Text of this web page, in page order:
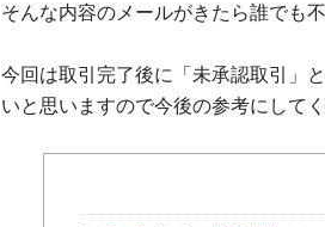
そんな内容のメールがきたら誰でも
今回は取引完了後に「未承認取引」
いと思いますので今後の参考にしてく